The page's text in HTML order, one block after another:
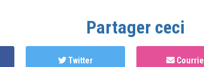
Partager ceci
Twitter Courriel